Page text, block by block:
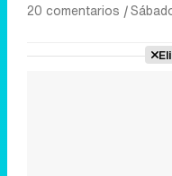
20 comentarios |